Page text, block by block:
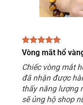
Vòng mắt hổ
Chiếc vòng mắt
đã nhận được
thấy năng lượng
sẽ ủng hộ shop